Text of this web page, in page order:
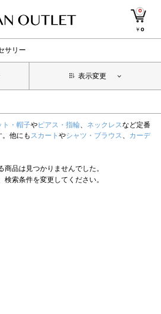
0
￥0
サリー
表示変更
ト・帽子やピアス・指輪、 ネックレスなど定番
他にも スカート やシャツ・ブラウス、 カーデ
商品は見つかりませんでした。
検索条件を変更してください。